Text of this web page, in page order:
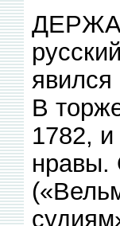
В
1782,
нравы.